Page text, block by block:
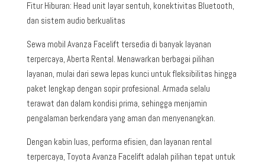
Fitur Hiburan: Head unit layar sentuh, konektivitas Bluetooth,
dan sistem audio berkualitas
Sewa mobil Avanza Facelift tersedia di banyak layanan
terpercaya, Aberta Rental. Menawarkan berbagai pilihan
layanan, mulai dari sewa lepas kunci untuk fleksibilitas hingga
paket lengkap dengan sopir profesional. Armada selalu
terawat dan dalam kondisi prima, sehingga menjamin
pengalaman berkendara yang aman dan menyenangkan.
Dengan kabin luas, performa efisien, dan layanan rental
terpercaya, Toyota Avanza Facelift adalah pilihan tepat untuk